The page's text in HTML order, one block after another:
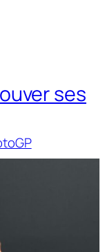
ses